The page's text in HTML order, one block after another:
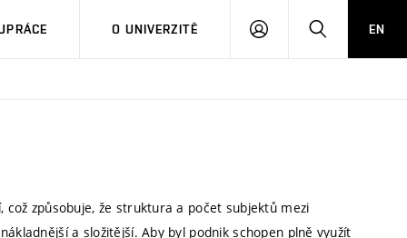
O UNIVERZITĚ
PŘIHLÁSIT HLEDATEN
způsobuje, že struktura a počet subjektů mezi
a složitější. Aby byl podnik schopen plně využít